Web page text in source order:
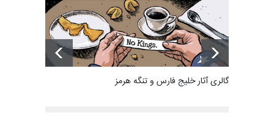
گالری آثار خلیج فارس و تنگه هرمز